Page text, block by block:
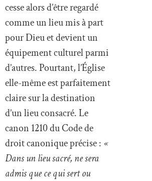
cesse alors d’être regardé
comme un lieu mis à part
pour Dieu et devient un
équipement culturel parmi
d’autres. Pourtant, l’Église
elle-même est parfaitement
claire sur la destination
d’un lieu consacré. Le
canon 1210 du Code de
droit canonique précise : «
Dans un lieu sacré, ne sera
admis que ce qui sert ou